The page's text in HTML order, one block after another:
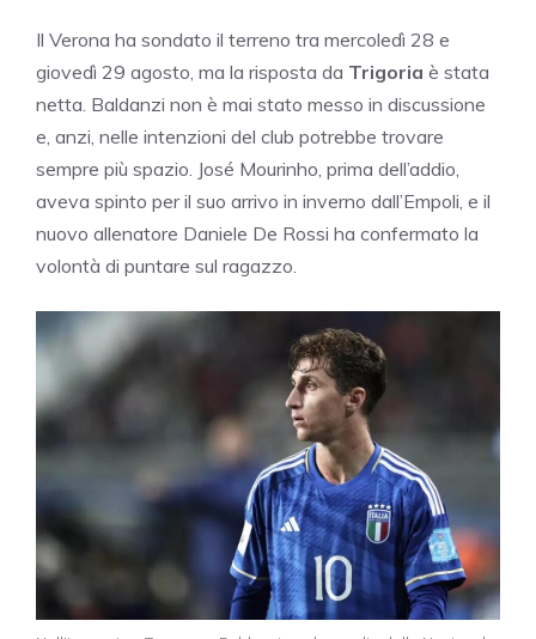
Il Verona ha sondato il terreno tra mercoledì 28 e
giovedì 29 agosto, ma la risposta da Trigoria è stata
netta. Baldanzi non è mai stato messo in discussione
e, anzi, nelle intenzioni del club potrebbe trovare
sempre più spazio. José Mourinho, prima dell’addio,
aveva spinto per il suo arrivo in inverno dall’Empoli, e il
nuovo allenatore Daniele De Rossi ha confermato la
volontà di puntare sul ragazzo.